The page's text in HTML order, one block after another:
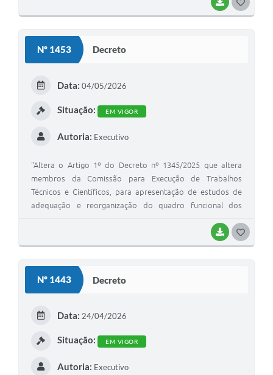
BAIXAR
Nº 1453 Decreto
BAIXAR
Data: 04/05/2026
Situação: EM VIGOR
Autoria: Executivo
"Altera o Artigo 1º do Decreto nº 1345/2025 que altera
membros da Comissão para Execução de Trabalhos
Técnicos e Científicos, para apresentação de estudos de
adequação e reorganização do quadro funcional dos
Nº 1443 Decreto
Data: 24/04/2026
Situação: EM VIGOR
Autoria: Executivo